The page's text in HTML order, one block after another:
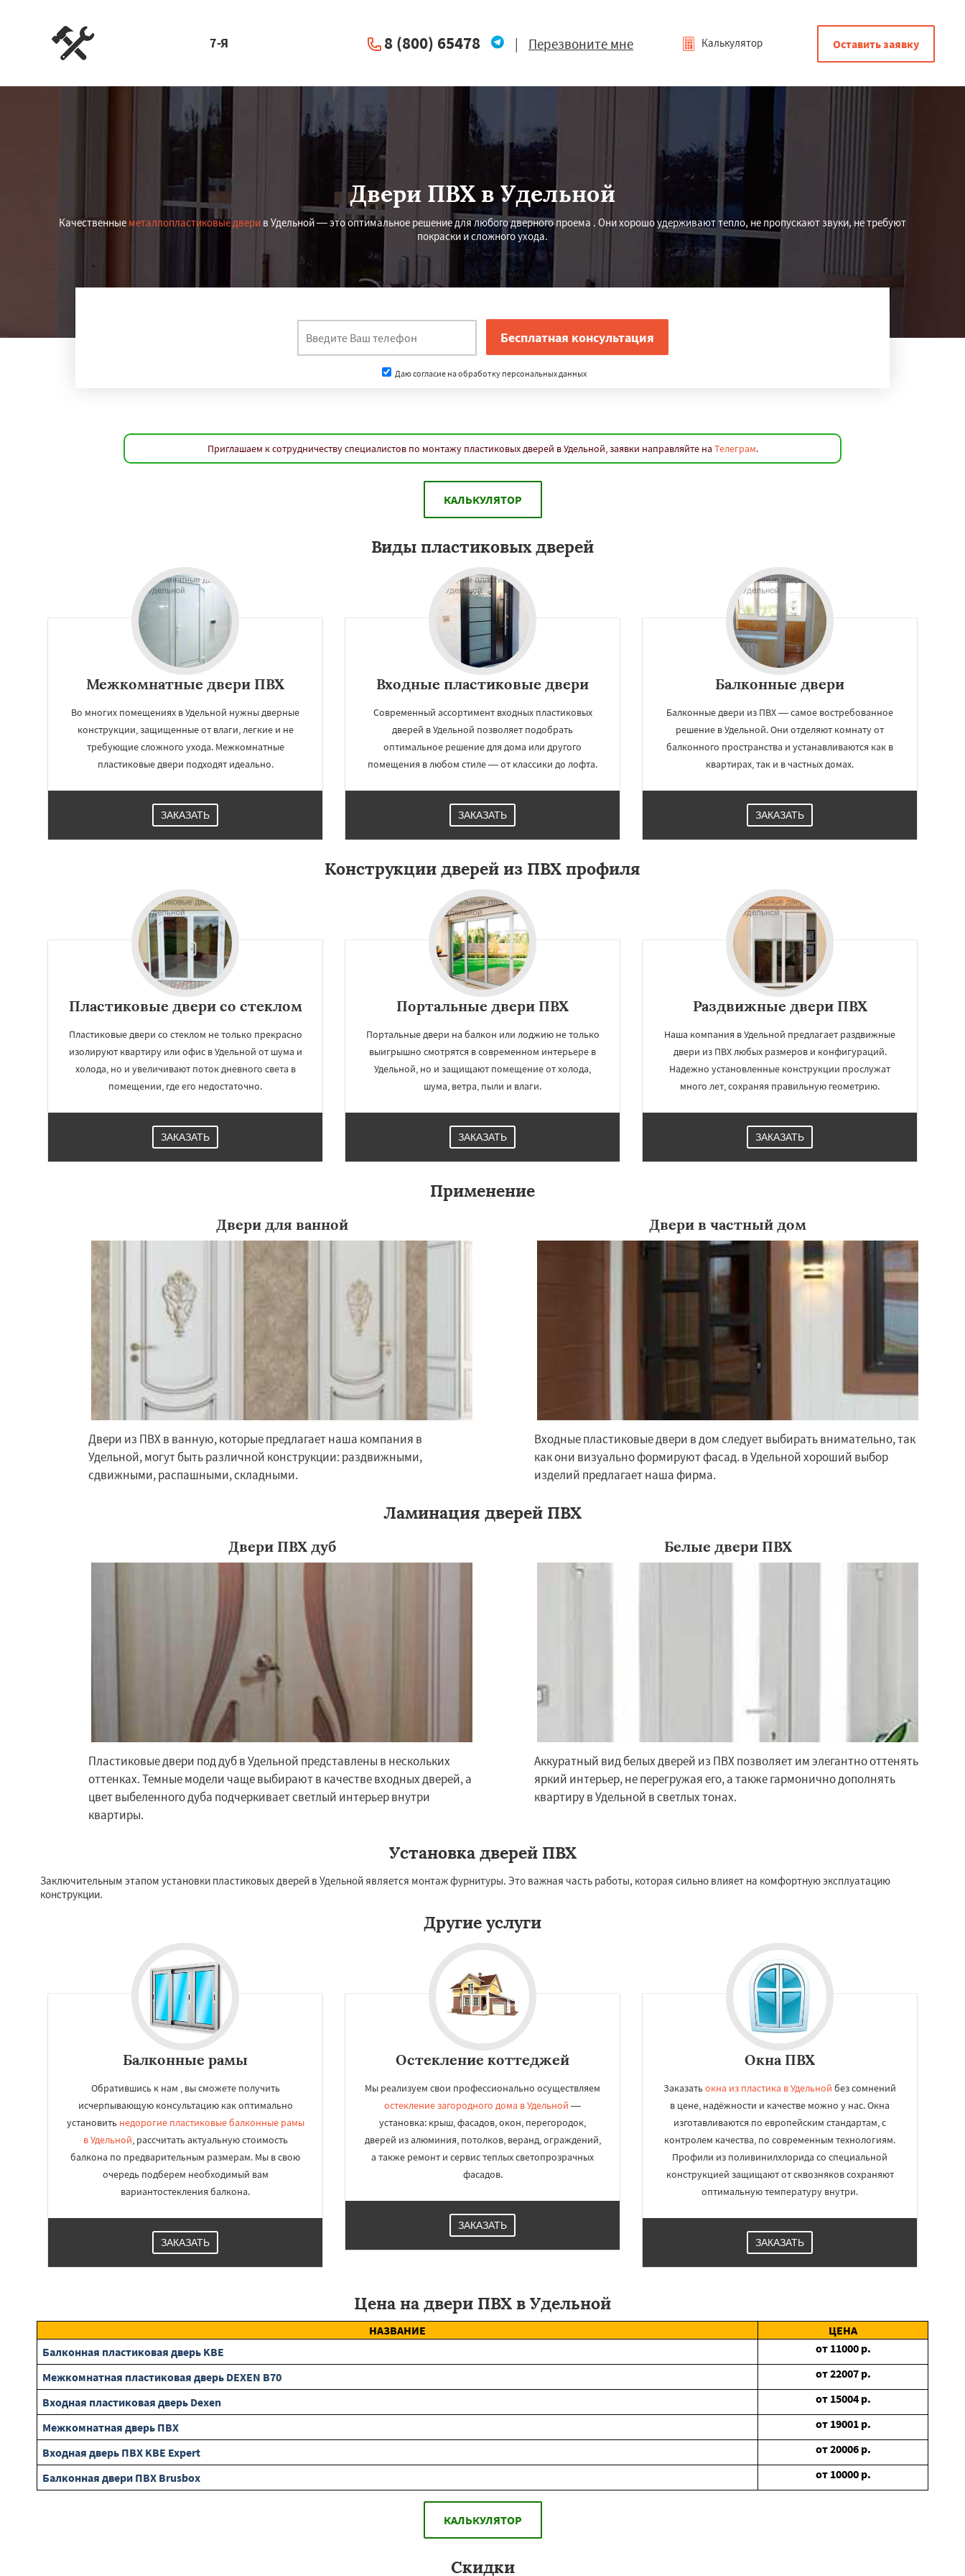
×
Фосфоритный Фряново
Черкизово Черусти Шаховская
7-Я 8 (800) 65478 | Перезвоните мне Калькулятор Оставить заявку
Двери ПВХ в Удельной
Качественные металлопластиковые двери в Удельной — это оптимальное решение для любого дверного проема . Они хорошо удерживают тепло, не пропускают звуки, не требуют
покраски и сложного ухода.
Даю согласие на обработку персональных данных
Приглашаем к сотрудничеству специалистов по монтажу пластиковых дверей в Удельной, заявки направляйте на Телеграм.
КАЛЬКУЛЯТОР
Виды пластиковых дверей
Межкомнатные двери ПВХ
Во многих помещениях в Удельной нужны дверные
конструкции, защищенные от влаги, легкие и не
требующие сложного ухода. Межкомнатные
пластиковые двери подходят идеально.
ЗАКАЗАТЬ
Входные пластиковые двери
Современный ассортимент входных пластиковых
дверей в Удельной позволяет подобрать
оптимальное решение для дома или другого
помещения в любом стиле — от классики до лофта.
ЗАКАЗАТЬ
Балконные двери
Балконные двери из ПВХ — самое востребованное
решение в Удельной. Они отделяют комнату от
балконного пространства и устанавливаются как в
квартирах, так и в частных домах.
ЗАКАЗАТЬ
Конструкции дверей из ПВХ профиля
Пластиковые двери со стеклом
Пластиковые двери со стеклом не только прекрасно
изолируют квартиру или офис в Удельной от шума и
холода, но и увеличивают поток дневного света в
помещении, где его недостаточно.
ЗАКАЗАТЬ
Портальные двери ПВХ
Портальные двери на балкон или лоджию не только
выигрышно смотрятся в современном интерьере в
Удельной, но и защищают помещение от холода,
шума, ветра, пыли и влаги.
ЗАКАЗАТЬ
Раздвижные двери ПВХ
Наша компания в Удельной предлагает раздвижные
двери из ПВХ любых размеров и конфигураций.
Надежно установленные конструкции прослужат
много лет, сохраняя правильную геометрию.
ЗАКАЗАТЬ
Применение
Двери для ванной
Двери из ПВХ в ванную, которые предлагает наша компания в
Удельной, могут быть различной конструкции: раздвижными,
сдвижными, распашными, складными.
Двери в частный дом
Входные пластиковые двери в дом следует выбирать внимательно, так
как они визуально формируют фасад. в Удельной хороший выбор
изделий предлагает наша фирма.
Ламинация дверей ПВХ
Двери ПВХ дуб
Пластиковые двери под дуб в Удельной представлены в нескольких
оттенках. Темные модели чаще выбирают в качестве входных дверей, а
цвет выбеленного дуба подчеркивает светлый интерьер внутри
квартиры.
Белые двери ПВХ
Аккуратный вид белых дверей из ПВХ позволяет им элегантно оттенять
яркий интерьер, не перегружая его, а также гармонично дополнять
квартиру в Удельной в светлых тонах.
Установка дверей ПВХ
Заключительным этапом установки пластиковых дверей в Удельной является монтаж фурнитуры. Это важная часть работы, которая сильно влияет на комфортную эксплуатацию
конструкции.
Другие услуги
Балконные рамы
Обратившись к нам , вы сможете получить
исчерпывающую консультацию как оптимально
установить недорогие пластиковые балконные рамы
в Удельной, рассчитать актуальную стоимость
балкона по предварительным размерам. Мы в свою
очередь подберем необходимый вам
вариантостекления балкона.
ЗАКАЗАТЬ
Остекление коттеджей
Мы реализуем свои профессионально осуществляем
остекление загородного дома в Удельной —
установка: крыш, фасадов, окон, перегородок,
дверей из алюминия, потолков, веранд, ограждений,
а также ремонт и сервис теплых светопрозрачных
фасадов.
ЗАКАЗАТЬ
Окна ПВХ
Заказатьокна из пластика в Удельной без сомнений
в цене, надёжности и качестве можно у нас. Окна
изготавливаются по европейским стандартам, с
контролем качества, по современным технологиям.
Профили из поливинилхлорида со специальной
конструкцией защищают от сквозняков сохраняют
оптимальную температуру внутри.
ЗАКАЗАТЬ
Цена на двери ПВХ в Удельной
НАЗВАНИЕ
ЦЕНА
Балконная пластиковая дверь KBE
от 11000 р.
Межкомнатная пластиковая дверь DEXEN B70
от22007 р.
Входная пластиковая дверь Dexen
от 15004 р.
Межкомнатная дверь ПВХ
от 19001 р.
Входная дверь ПВХ KBE Expert
от20006 р.
Балконная двери ПВХ Brusbox
от 10000 р.
КАЛЬКУЛЯТОР
Скидки
×